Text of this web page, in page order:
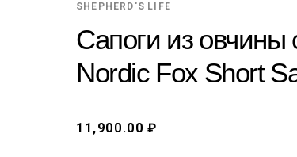
SHEPHERD'S LIFE
Сапоги из
Nordic Fox Short
11,900.00 ₽